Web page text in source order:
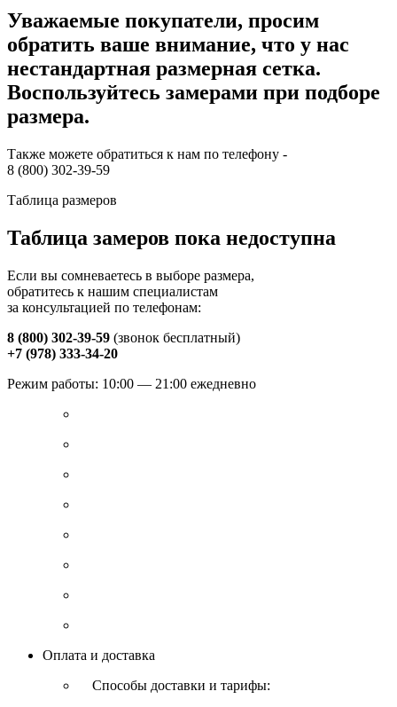
Уважаемые покупатели, просим
обратить ваше внимание, что у нас
нестандартная размерная сетка.
Воспользуйтесь замерами при подборе
размера.
Также можете обратиться к нам по телефону -
8 (800) 302-39-59
Таблица размеров
Таблица замеров пока недоступна
Если вы сомневаетесь в выборе размера,
обратитесь к нашим специалистам
за консультацией по телефонам:
8 (800) 302-39-59 (звонок бесплатный)
+7 (978) 333-34-20
Режим работы: 10:00 — 21:00 ежедневно
Оплата и доставка
Способы доставки и тарифы: